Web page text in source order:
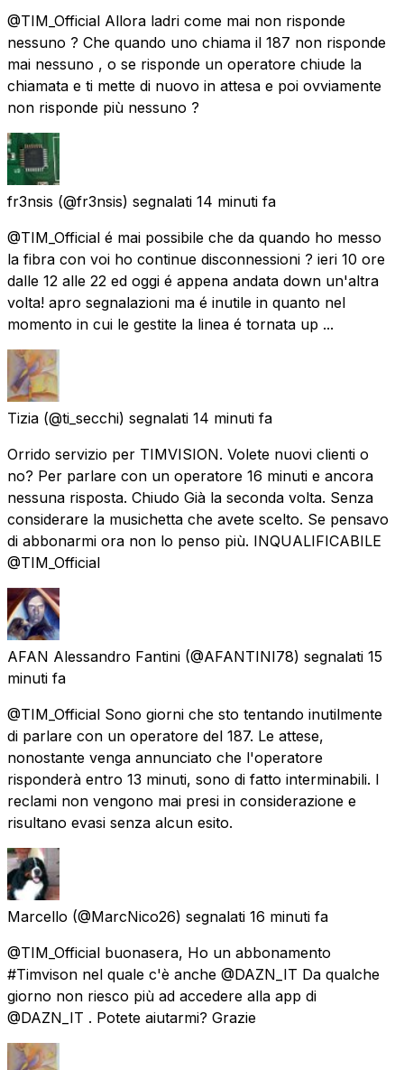
@TIM_Official Allora ladri come mai non risponde
nessuno ? Che quando uno chiama il 187 non risponde
mai nessuno , o se risponde un operatore chiude la
chiamata e ti mette di nuovo in attesa e poi ovviamente
non risponde più nessuno ?
fr3nsis (@fr3nsis) segnalati 14 minuti fa
@TIM_Official é mai possibile che da quando ho messo
la fibra con voi ho continue disconnessioni ? ieri 10 ore
dalle 12 alle 22 ed oggi é appena andata down un'altra
volta! apro segnalazioni ma é inutile in quanto nel
momento in cui le gestite la linea é tornata up ...
Tizia (@ti_secchi) segnalati 14 minuti fa
Orrido servizio per TIMVISION. Volete nuovi clienti o
no? Per parlare con un operatore 16 minuti e ancora
nessuna risposta. Chiudo Già la seconda volta. Senza
considerare la musichetta che avete scelto. Se pensavo
di abbonarmi ora non lo penso più. INQUALIFICABILE
@TIM_Official
AFAN Alessandro Fantini (@AFANTINI78) segnalati 15
minuti fa
@TIM_Official Sono giorni che sto tentando inutilmente
di parlare con un operatore del 187. Le attese,
nonostante venga annunciato che l'operatore
risponderà entro 13 minuti, sono di fatto interminabili. I
reclami non vengono mai presi in considerazione e
risultano evasi senza alcun esito.
Marcello (@MarcNico26) segnalati 16 minuti fa
@TIM_Official buonasera, Ho un abbonamento
#Timvison nel quale c'è anche @DAZN_IT Da qualche
giorno non riesco più ad accedere alla app di
@DAZN_IT . Potete aiutarmi? Grazie